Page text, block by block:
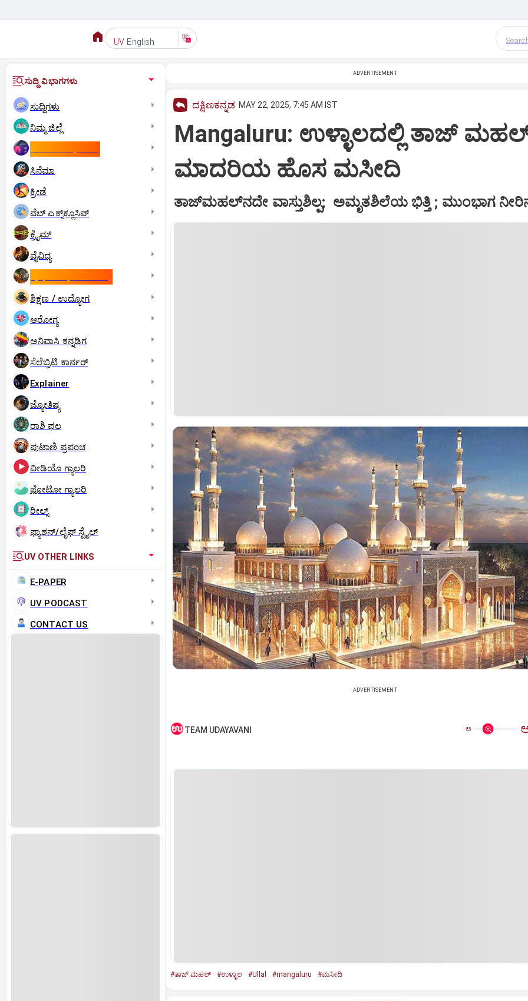
UV English
ಸುದ್ದಿ ವಿಭಾಗಗಳು
ಸುದ್ದಿಗಳು
ನಿಮ್ಮ ಜಿಲ್ಲೆ
ಸಿನೆಮಾ
ಕ್ರೀಡೆ
ವೆಬ್ ಎಕ್ಸ್‌ಕ್ಲೂಸಿವ್
ಕ್ರೈಮ್
ವೈವಿಧ್ಯ
ಶಿಕ್ಷಣ / ಉದ್ಯೋಗ
ಆರೋಗ್ಯ
ಅನಿವಾಸಿ ಕನ್ನಡಿಗ
ಸೆಲೆಬ್ರಿಟಿ ಕಾರ್ನರ್‌
Explainer
ಜ್ಯೋತಿಷ್ಯ
ರಾಶಿ ಫಲ
ಪುಟಾಣಿ ಪ್ರಪಂಚ
ವೀಡಿಯೊ ಗ್ಯಾಲರಿ
ಫೋಟೋ ಗ್ಯಾಲರಿ
ರೀಲ್ಸ್
ಫ್ಯಾಶನ್/ಲೈಫ್‌ ಸ್ಟೈಲ್
UV OTHER LINKS
E-PAPER
UV PODCAST
CONTACT US
ADVERTISEMENT
ದಕ್ಷಿಣಕನ್ನಡ MAY 22, 2025, 7:45 AM IST
Mangaluru: ಉಳ್ಳಾಲದಲ್ಲಿ ತಾಜ್‌
ಮಾದರಿಯ ಹೊಸ ಮಸೀದಿ
ತಾಜ್‌ಮಹಲ್‌ನದೇ ವಾಸ್ತುಶಿಲ್ಪ; ಅಮೃತಶಿಲೆಯ ಭಿತ್ತಿ ; ಮುಂಭಾಗ
ADVERTISEMENT
TEAM UDAYAVANI ಅ
#ತಾಜ್‌ ಮಹಲ್‌ #ಉಳ್ಳಾಲ #Ullal #mangaluru #ಮಸೀದಿ